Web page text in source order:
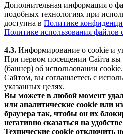
Дополнительная информация о
подобных технологиях при
доступна в Политике
Политике использования файлов
4.3. Информирование о cookie и
При первом посещении Сайта вы
(баннер) об использовании
Сайтом, вы соглашаетесь с
указанных целях.
Вы можете в любой момент
или аналитические cookie или
браузера так, чтобы он их
негативно сказаться на
Технические cookie отключить